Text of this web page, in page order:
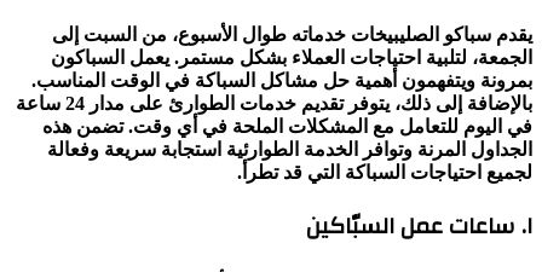
يقدم سباكو الصليبيخات خدماته طوال الأسبوع، من السبت إلى
الجمعة، لتلبية احتياجات العملاء بشكل مستمر. يعمل السباكون
بمرونة ويتفهمون أهمية حل مشاكل السباكة في الوقت المناسب.
بالإضافة إلى ذلك، يتوفر تقديم خدمات الطوارئ على مدار 24 ساعة
في اليوم للتعامل مع المشكلات الملحة في أي وقت. تضمن هذه
الجداول المرنة وتوافر الخدمة الطوارئية استجابة سريعة وفعالة
لجميع احتياجات السباكة التي قد تطرأ.
١. ساعات عمل السبّاكين